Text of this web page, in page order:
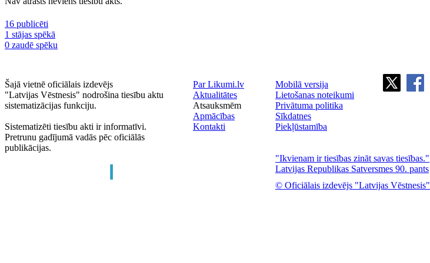
16 publicēti
1 stājas spēkā
0 zaudē spēku
Šajā vietnē oficiālais izdevējs
"Latvijas Vēstnesis" nodrošina tiesību aktu
sistematizācijas funkciju.
Sistematizēti tiesību akti ir informatīvi.
Pretrunu gadījumā vadās pēc oficiālās
publikācijas.
Par Likumi.lv
Aktualitātes
Atsauksmēm
Apmācības
Kontakti
Mobilā versija
Lietošanas noteikumi
Privātuma politika
Sīkdatnes
Piekļūstamība
"Ikvienam ir tiesības zināt savas tiesības."
Latvijas Republikas Satversmes 90. pants
© Oficiālais izdevējs "Latvijas Vēstnesis"